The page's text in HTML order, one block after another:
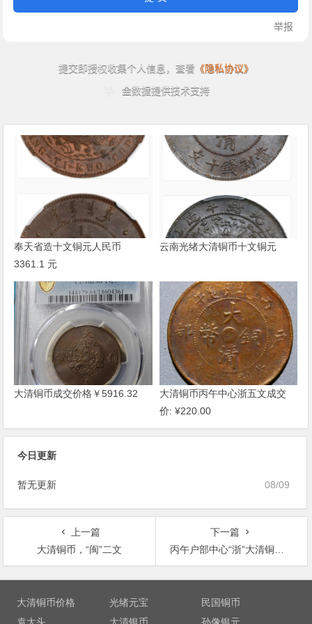
奉天省造十文铜元人民币
3361.1 元
云南光绪大清铜币十文铜元
大清铜币成交价格￥5916.32
大清铜币丙午中心浙五文成交
价: ¥220.00
今日更新
08/09
暂无更新
上一篇
大清铜币，“闽”二文
下一篇
丙午户部中心“浙”大清铜币当制钱五文
文
大清铜币价格 光绪元宝
民国铜币